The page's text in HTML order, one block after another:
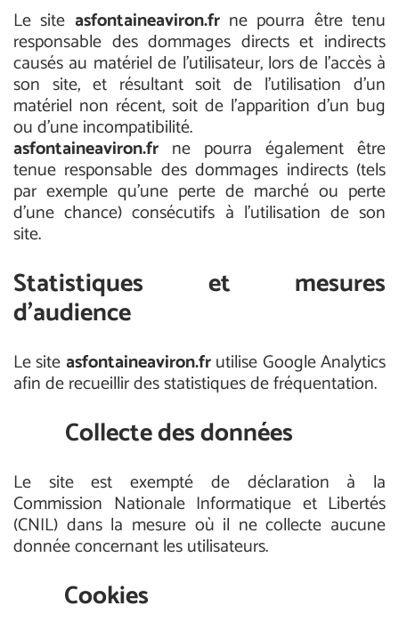
Le site asfontaineaviron.frne pourra être tenu
responsable des dommages directs et indirects
causés au matériel de l’utilisateur, lors de l’accès à
son site, et résultant soit de l’utilisation d’un
matériel non récent, soit de l’apparition d’un bug
ou d’une incompatibilité.
asfontaineaviron.fr ne pourra également être
tenue responsable des dommages indirects (tels
par exemple qu’une perte de marché ou perte
d’une chance) consécutifs à l’utilisation de son
site.
Statistiques et mesures
d'audience
Le site asfontaineaviron.frutilise Google Analytics
afin de recueillir des statistiques de fréquentation.
Collecte des données
Le site est exempté de déclaration à la
Commission Nationale Informatique et Libertés
(CNIL) dans la mesure où il ne collecte aucune
donnée concernant les utilisateurs.
Cookies